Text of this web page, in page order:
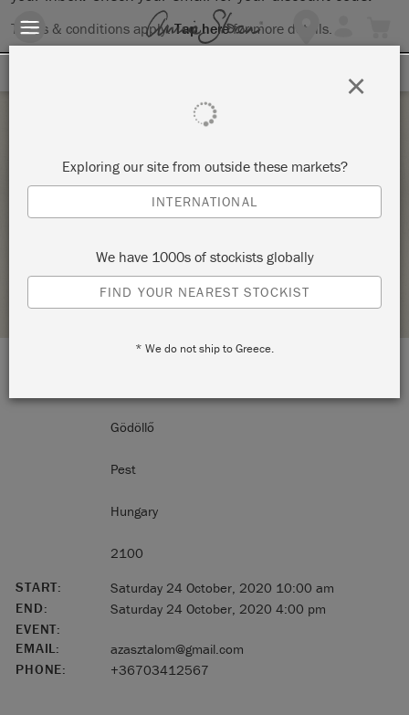
Terms & conditions apply.Tap herefor more details.
ANNIE SLOAN CHALK PAINT FURNITURE
PAINTING
STOCKIST PROFILE
Gödöllő
Pest
Hungary
2100
START:
Saturday 24 October, 2020 10:00 am
END:
Saturday 24 October, 2020 4:00 pm
EVENT:
EMAIL:
azasztalom@gmail.com
PHONE:
+36703412567
Exploring our site from outside these markets?
INTERNATIONAL
We have 1000s of stockists globally
FIND YOUR NEAREST STOCKIST
* We do not ship to Greece.
×